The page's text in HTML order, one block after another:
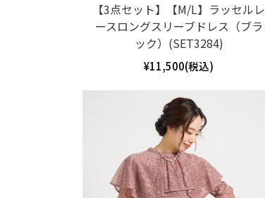
【3点セット】【M/L】ラッセルレ
ースロングスリーブドレス（ブラ
ック）(SET3284)
¥11,500(税込)